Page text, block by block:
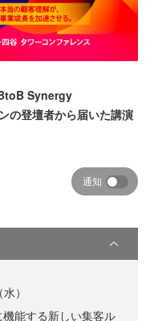
Synergy
の登壇者から届いた講演
通知
）
能する新しい集客ル